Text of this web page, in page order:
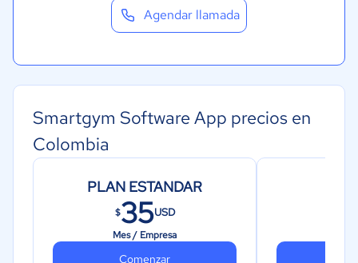
Agendar llamada
Smartgym Software App precios en
Colombia
PLAN ESTANDAR
$35USD
Mes / Empresa
Comenzar